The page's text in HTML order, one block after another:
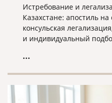
Истребование и
Казахстане: апостиль
консульская
и индивидуальный
...